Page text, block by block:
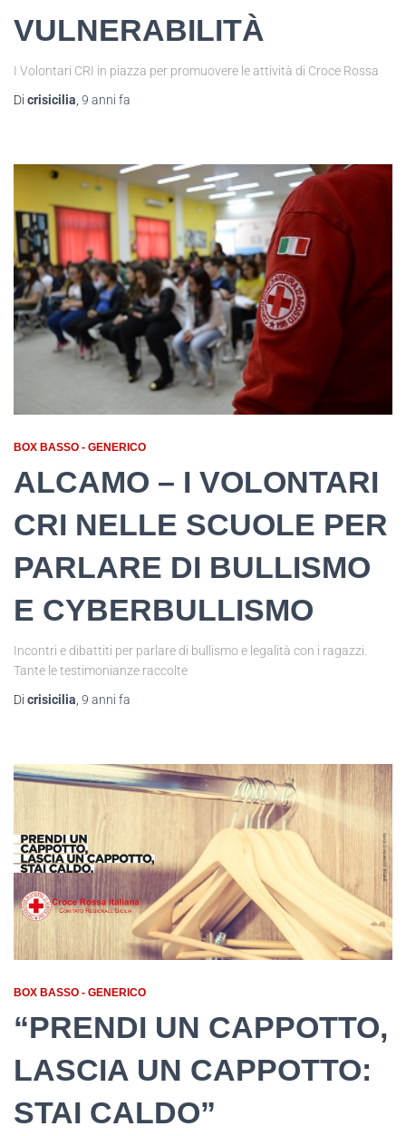
VULNERABILITÀ
​I Volontari CRI in piazza per promuovere le attività di Croce Rossa
Di crisicilia 9 anni fa
BOX BASSO - GENERICO
​A​LCAMO – I V​OLONTARI
CRI NELLE SCUOLE PER
PARLARE DI BULLISMO
E CYBERBULLISMO
Incontri e dibattiti per parlare di bullismo e legalità con i ragazzi.
Tante le testimonianze raccolte
Di crisicilia, 9 anni fa
BOX BASSO - GENERICO
“PRENDI UN CAPPOTTO,
LASCIA UN CAPPOTTO:
STAI CALDO”